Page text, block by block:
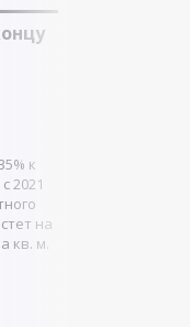
к
2021
на
кв. м.